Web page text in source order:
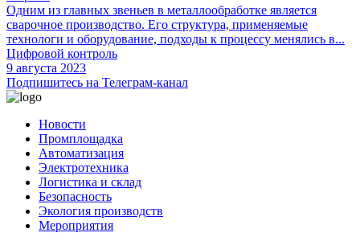
Одним из главных звеньев в металлообработке является
сварочное производство. Его структура, применяемые
технологи и оборудование, подходы к процессу менялись в...
Цифровой контроль
9 августа 2023
Подпишитесь на Телеграм-канал
Новости
Промплощадка
Автоматизация
Электротехника
Логистика и склад
Безопасность
Экология производств
Мероприятия